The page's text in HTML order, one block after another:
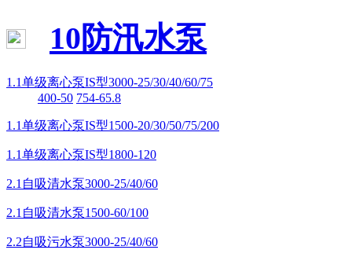
10防汛水泵
1.1单级离心泵IS型3000-25/30/40/60/75
400-50 754-65.8
1.1单级离心泵IS型1500-20/30/50/75/200
1.1单级离心泵IS型1800-120
2.1自吸清水泵3000-25/40/60
2.1自吸清水泵1500-60/100
2.2自吸污水泵3000-25/40/60